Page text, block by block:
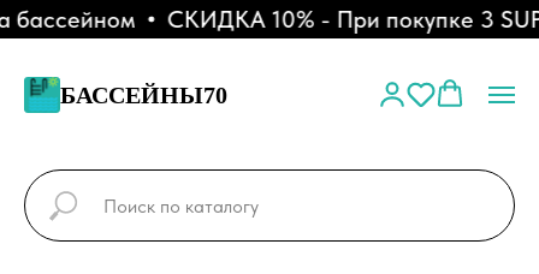
СКИДКА 10% - При покупке 3 SUP-
БАССЕЙНЫ70